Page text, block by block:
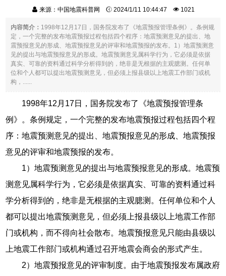
来源：中国地震科普网 2024/1/11 10:44:47 1021
内容简介： 1998年12月17日，国务院发布了《地震预报管理条例》。条例规
定，一个完整的发布地震预报过程包括四个程序：地震预测意见的提出、地
震预报意见的形成、地震预报意见的评审和地震预报的发布。1）地震预测意
见的提出与地震预报意见的形成。地震预测意见属科学行为，它必须是依据
真实、可靠的资料通过科学分析得到的，绝非是无根据的主观臆测。任何单
位和个人都可以提出地震预测意见，但必须上报县级以上地震工作部门或机
构，......
1998年12月17日，国务院发布了《地震预报管理条
例》。条例规定，一个完整的发布地震预报过程包括四个程
序：地震预测意见的提出、地震预报意见的形成、地震预报
意见的评审和地震预报的发布。
1）地震预测意见的提出与地震预报意见的形成。地震预
测意见属科学行为，它必须是依据真实、可靠的资料通过科
学分析得到的，绝非是无根据的主观臆测。任何单位和个人
都可以提出地震预测意见，但必须上报县级以上地震工作部
门或机构，而不得向社会散布。地震预报意见只能由县级以
上地震工作部门或机构通过召开地震会商会的形式产生。
2）地震预报意见的评审制度。由于地震预报发布属政府